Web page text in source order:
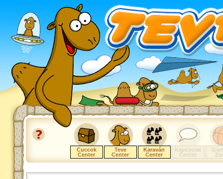
Cuccok
Center
Teve
Center
Karaván
Center
Kapcsolat
Center